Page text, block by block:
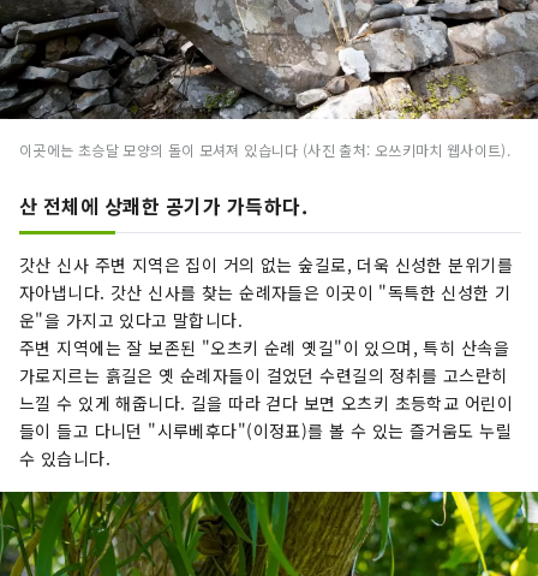
이곳에는 초승달 모양의 돌이 모셔져 있습니다 (사진 출처: 오쓰키마치 웹사이트).
산 전체에 상쾌한 공기가 가득하다.
갓산 신사 주변 지역은 집이 거의 없는 숲길로, 더욱 신성한 분위기를
자아냅니다. 갓산 신사를 찾는 순례자들은 이곳이 "독특한 신성한 기
운"을 가지고 있다고 말합니다.
주변 지역에는 잘 보존된 "오츠키 순례 옛길"이 있으며, 특히 산속을
가로지르는 흙길은 옛 순례자들이 걸었던 수련길의 정취를 고스란히
느낄 수 있게 해줍니다. 길을 따라 걷다 보면 오츠키 초등학교 어린이
들이 들고 다니던 "시루베후다"(이정표)를 볼 수 있는 즐거움도 누릴
수 있습니다.